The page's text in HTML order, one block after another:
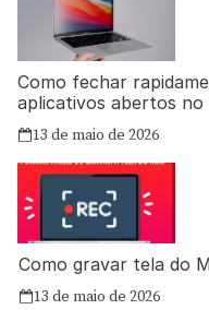
Como fechar
aplicativos abertos no
13 de maio de 2026
Como gravar tela do
13 de maio de 2026